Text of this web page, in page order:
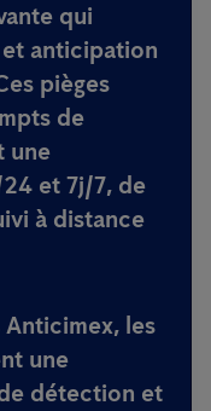
qui
anticipation
pièges
de
une
et 7j/7, de
à distance
les
une
détection et